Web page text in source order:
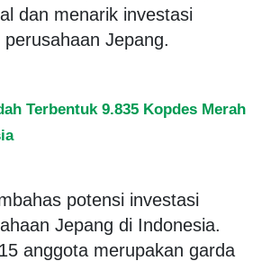
dan menarik investasi
Jepang.
Terbentuk 9.835 Kopdes Merah
potensi investasi
Jepang di Indonesia.
anggota merupakan garda